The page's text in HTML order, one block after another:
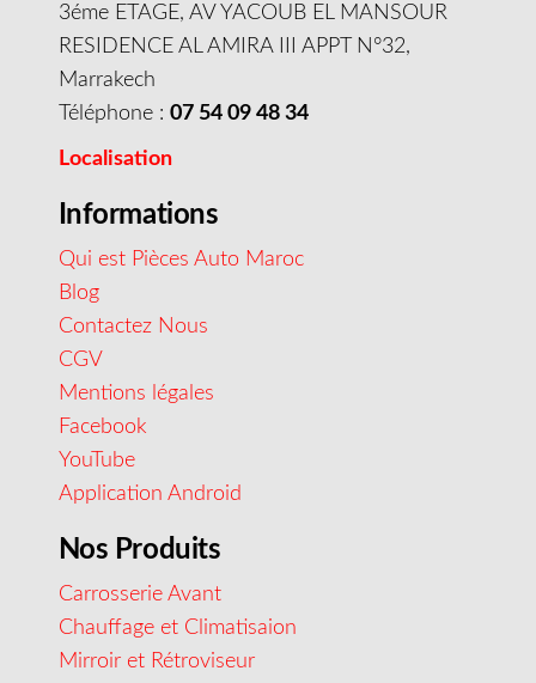
3éme ETAGE, AV YACOUB EL MANSOUR
RESIDENCE AL AMIRA III APPT N°32,
Marrakech
Téléphone : 07 54 09 48 34
Localisation
Informations
Qui est Pièces Auto Maroc
Blog
Contactez Nous
CGV
Mentions légales
Facebook
YouTube
Application Android
Nos Produits
Carrosserie Avant
Chauffage et Climatisaion
Mirroir et Rétroviseur